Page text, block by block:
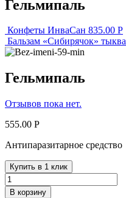
Гельмипаль
Конфеты ИнваСан 835.00 Р
Бальзам «Сибирячок» тыква
Гельмипаль
Отзывов пока нет.
555.00 Р
Антипаразитарное средство
Купить в 1 клик
В корзину